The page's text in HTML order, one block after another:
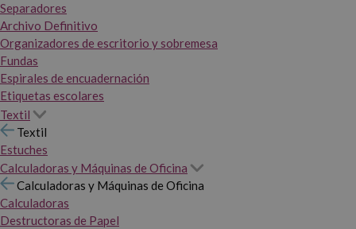
Separadores
Archivo Definitivo
Organizadores de escritorio y sobremesa
Fundas
Espirales de encuadernación
Etiquetas escolares
Textil
Textil
Estuches
Calculadoras y Máquinas de Oficina
Calculadoras y Máquinas de Oficina
Calculadoras
Destructoras de Papel